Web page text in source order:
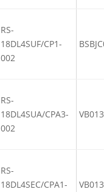
RS-
18DL4SUF/CP1-
002
RS-
18DL4SUA/CPA3-
002
RS-
18DL4SEC/CPA1-